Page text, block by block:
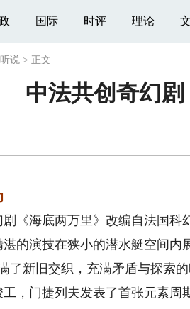
国际 时评 理论
听说 > 正文
中法共创奇幻
海底两万里》改编自法国科
的演技在狭小的潜水艇空间内
了新旧交织，充满矛盾与探索
工，门捷列夫发表了首张元素